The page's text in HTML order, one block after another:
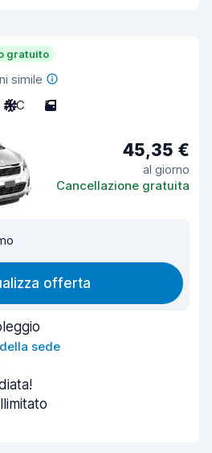
gratuito
simile
A/C 5
45,35 €
al giorno
Cancellazione gratuita
offerta
sede